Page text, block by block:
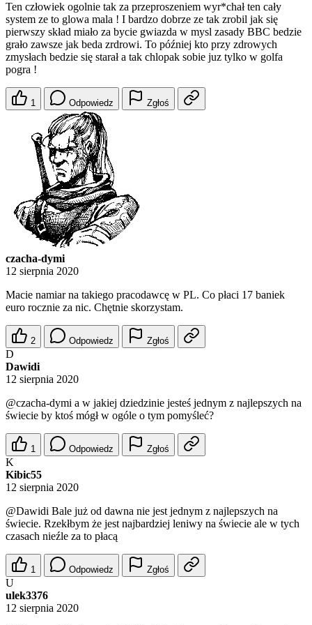
Ten człowiek ogolnie tak za przeproszeniem wyr*chał ten cały
system ze to glowa mala ! I bardzo dobrze ze tak zrobil jak się
pierwszy skład miało za bycie gwiazda w mysl zasady BBC bedzie
grało zawsze jak beda zrdrowi. To później kto przy zdrowych
zmysłach bedzie się starał a tak chlopak sobie juz tylko w golfa
pogra !
1 Odpowiedz Zgłoś
czacha-dymi
12 sierpnia 2020
Macie namiar na takiego pracodawcę w PL. Co płaci 17 baniek
euro rocznie za nic. Chętnie skorzystam.
2 Odpowiedz Zgłoś
D
Dawidi
12 sierpnia 2020
@czacha-dymi a w jakiej dziedzinie jesteś jednym z najlepszych na
świecie by ktoś mógł w ogóle o tym pomyśleć?
1 Odpowiedz Zgłoś
K
Kibic55
12 sierpnia 2020
@Dawidi Bale już od dawna nie jest jednym z najlepszych na
świecie. Rzekłbym że jest najbardziej leniwy na świecie ale w tych
czasach nieźle za to płacą
1 Odpowiedz Zgłoś
U
ulek3376
12 sierpnia 2020